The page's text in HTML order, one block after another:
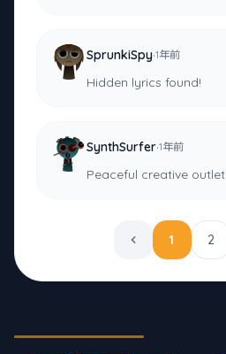
SprunkiSpy·1年前
Hidden lyrics found!
SynthSurfer·1年前
Peaceful creative outlet
1 2